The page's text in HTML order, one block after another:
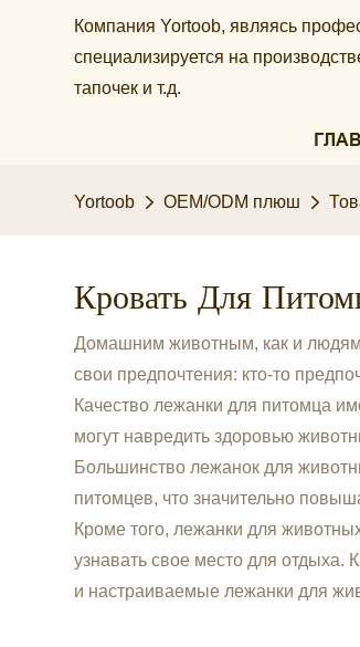
Компания Yortoob, являясь
специализируется на
тапочек и т.д.
Yortoob OEM/ODM плюш
Кровать Для
Домашним животным, как и
свои предпочтения: кто-то
Качество лежанки для питомца
могут навредить здоровью
Большинство лежанок для
питомцев, что значительно
Кроме того, лежанки для
узнавать свое место для отдыха.
и настраиваемые лежанки для